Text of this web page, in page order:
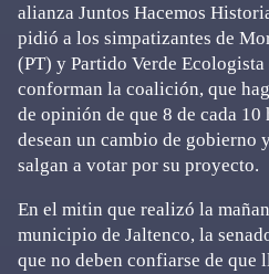
alianza Juntos Hacemos
pidió a los simpatizantes de
(PT) y Partido Verde
conforman la coalición, que
de opinión de que 8 de cada 10
desean un cambio de gobierno
salgan a votar por su proyecto.
En el mitin que realizó la
municipio de Jaltenco, la
que no deben confiarse de que